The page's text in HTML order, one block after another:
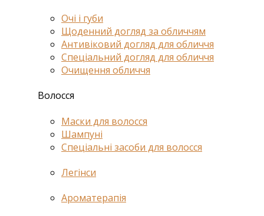
Очі і губи
Щоденний догляд за обличчям
Антивіковий догляд для обличчя
Спеціальний догляд для обличчя
Очищення обличчя
Волосся
Маски для волосся
Шампуні
Спеціальні засоби для волосся
Легінси
Ароматерапія